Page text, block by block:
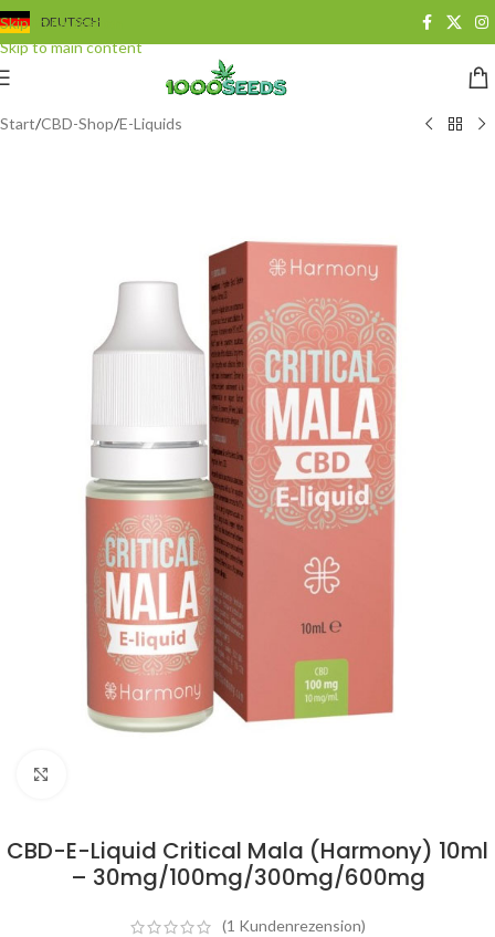
Skip to navigation
Skip to main content
DEUTSCH
Start/CBD-Shop/E-Liquids
CBD-E-Liquid Critical Mala (Harmony) 10ml
– 30mg/100mg/300mg/600mg
(1 Kundenrezension)